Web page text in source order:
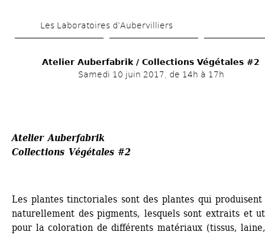
au
principal
Les Laboratoires d’Aubervilliers
Atelier Auberfabrik / Collections Végétales #2
Samedi 10 juin 2017, de 14h à 17h
Atelier Auberfabrik
Collections Végétales #2
Les plantes tinctoriales sont des plantes qui produisent
naturellement des pigments, lesquels sont extraits et
pour la coloration de différents matériaux (tissus,